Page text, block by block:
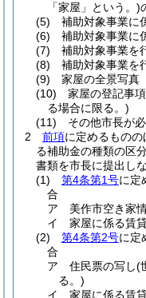
「家屋」という。)
(5)
補助対象事業に
(6)
補助対象事業に
(7)
補助対象事業を
(8)
補助対象事業を
(9)
家屋の全景写真
(10)
家屋の登記事
る場合に限る。)
(11)
その他市長が
2
前項に定めるもの
る補助金の種類の区
書類を市長に提出し
(1)
第4条第1号に定
合
ア
美作市空き家
イ
家屋に係る賃
(2)
第4条第2号に定
合
ア
住民票の写し(
る。)
イ
家屋に係る賃